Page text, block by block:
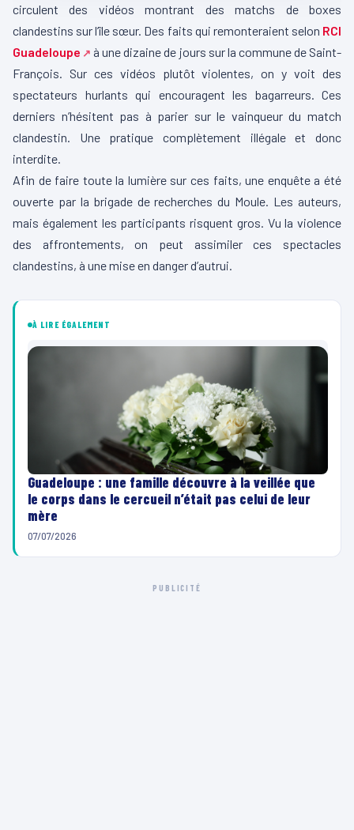
circulent des vidéos montrant des matchs de boxes
clandestins sur l’île sœur. Des faits qui remonteraient selon RCI
Guadeloupe
à une dizaine de jours sur la commune de Saint-
François. Sur ces vidéos plutôt violentes, on y voit des
spectateurs hurlants qui encouragent les bagarreurs. Ces
derniers n’hésitent pas à parier sur le vainqueur du match
clandestin. Une pratique complètement illégale et donc
interdite.
Afin de faire toute la lumière sur ces faits, une enquête a été
ouverte par la brigade de recherches du Moule. Les auteurs,
mais également les participants risquent gros. Vu la violence
des affrontements, on peut assimiler ces spectacles
clandestins, à une mise en danger d’autrui.
À LIRE ÉGALEMENT
Guadeloupe : une famille découvre à la veillée que
le corps dans le cercueil n’était pas celui de leur
mère
07/07/2026
PUBLICITÉ